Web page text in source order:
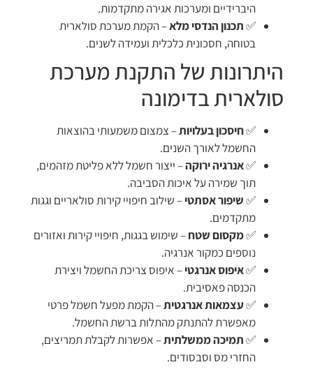
היברידיים ומערכות אגירה מתקדמות.
✅תכנון הנדסי מלא– הקמת מערכת סולארית
בטוחה, חסכונית כלכלית ועמידה לשנים.
היתרונות של התקנת מערכת
סולארית בדימונה
✅חיסכון בעלויות– צמצום משמעותי בהוצאות
החשמל לאורך השנים.
✅אנרגיה ירוקה– ייצור חשמל ללא פליטת מזהמים,
תוך שמירה על איכות הסביבה.
✅שיפור אסתטי– שילוב חיפויי קירות סולאריים וגגות
מתקדמים.
✅מקסום שטח– שימוש בגגות, חיפויי קירות ואזורים
נוספים כמקור אנרגיה.
✅איפוס אנרגטי– איפוס צריכת החשמל ויצירת
הכנסה פאסיבית.
✅עצמאות אנרגטית– הקמת מפעל חשמל פרטי
מאפשרת להתנתק מהתלות ברשת החשמל.
✅תמיכה ממשלתית– אפשרות לקבלת תמריצים,
החזרי מס וסבסודים.